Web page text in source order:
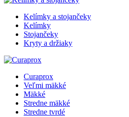
Kelímky a stojančeky
Kelímky
Stojančeky
Kryty a držiaky
Curaprox
Veľmi mäkké
Mäkké
Stredne mäkké
Stredne tvrdé